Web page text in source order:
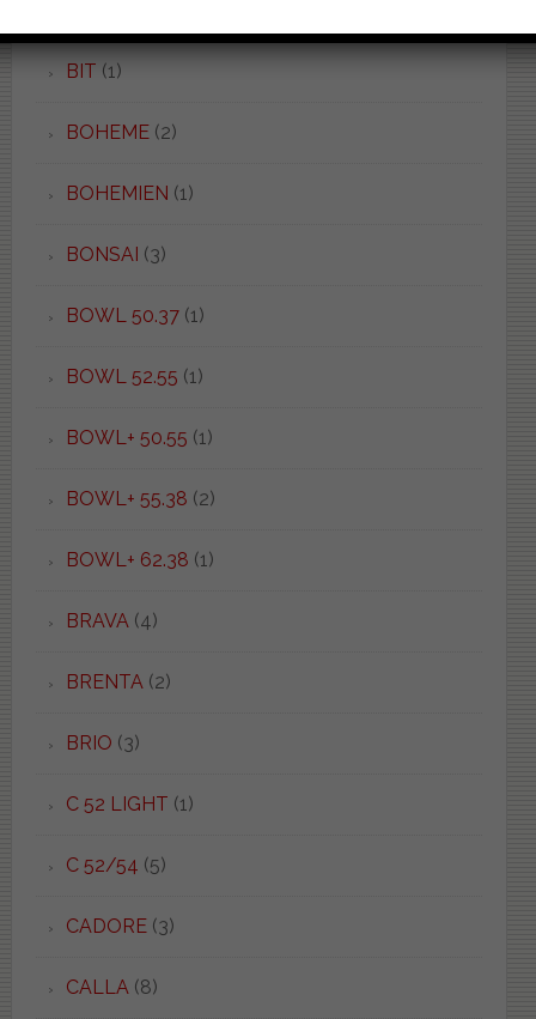
BIT (1)
BOHEME(2)
BOHEMIEN (1)
BONSAI (3)
BOWL 50.37(1)
BOWL 52.55 (1)
BOWL+ 50.55 (1)
BOWL+ 55.38 (2)
BOWL+ 62.38 (1)
BRAVA(4)
BRENTA(2)
BRIO (3)
C 52 LIGHT (1)
C 52/54 (5)
CADORE(3)
CALLA(8)